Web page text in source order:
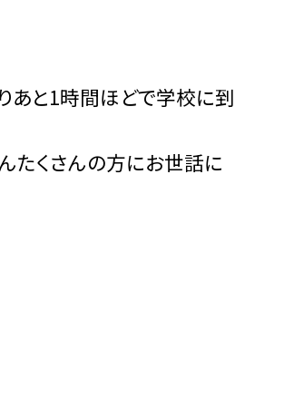
あと1時間ほどで学校に到
たくさんの方にお世話に